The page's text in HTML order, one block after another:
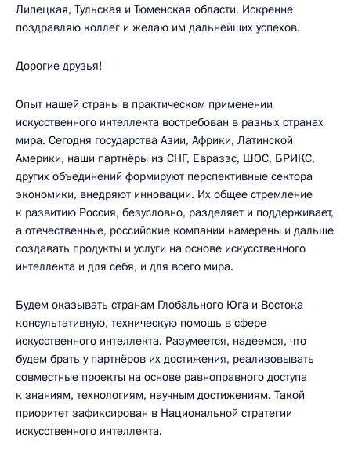
Липецкая, Тульская и Тюменская области. Искренне
поздравляю коллег и желаю им дальнейших успехов.
Дорогие друзья!
Опыт нашей страны в практическом применении
искусственного интеллекта востребован в разных странах
мира. Сегодня государства Азии, Африки, Латинской
Америки, наши партнёры из СНГ, Евразэс, ШОС, БРИКС,
других объединений формируют перспективные сектора
экономики, внедряют инновации. Их общее стремление
к развитию Россия, безусловно, разделяет и поддерживает,
а отечественные, российские компании намерены и дальше
создавать продукты и услуги на основе искусственного
интеллекта и для себя, и для всего мира.
Будем оказывать странам Глобального Юга и Востока
консультативную, техническую помощь в сфере
искусственного интеллекта. Разумеется, надеемся, что
будем брать у партнёров их достижения, реализовывать
совместные проекты на основе равноправного доступа
к знаниям, технологиям, научным достижениям. Такой
приоритет зафиксирован в Национальной стратегии
искусственного интеллекта.